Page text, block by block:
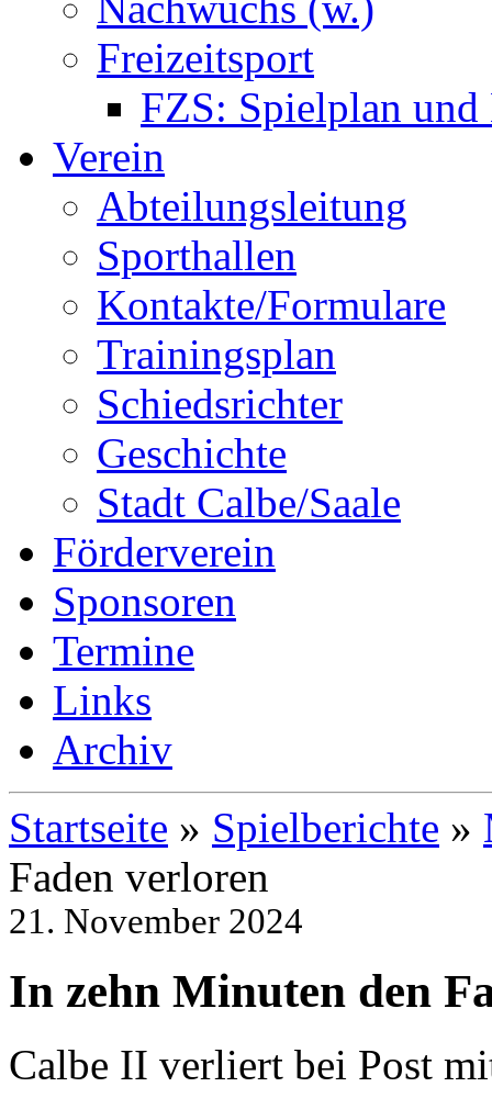
Freizeitsport
FZS: Spielplan und
Verein
Abteilungsleitung
Sporthallen
Kontakte/Formulare
Trainingsplan
Schiedsrichter
Geschichte
Stadt Calbe/Saale
Förderverein
Sponsoren
Termine
Links
Archiv
Startseite » Spielberichte »
Faden verloren
21. November 2024
In zehn Minuten den
Calbe II verliert bei Post